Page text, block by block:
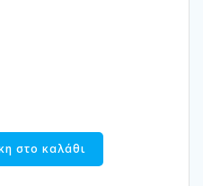
στο καλάθι